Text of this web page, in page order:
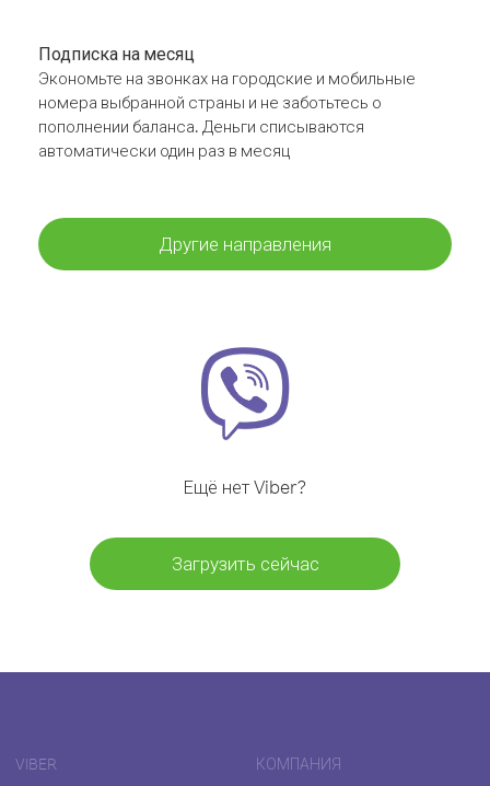
Подписка на месяц
Экономьте на звонках на городские и мобильные
номера выбранной страны и не заботьтесь о
пополнении баланса. Деньги списываются
автоматически один раз в месяц
Другие направления
Ещё нет Viber?
Загрузить сейчас
VIBER КОМПАНИЯ